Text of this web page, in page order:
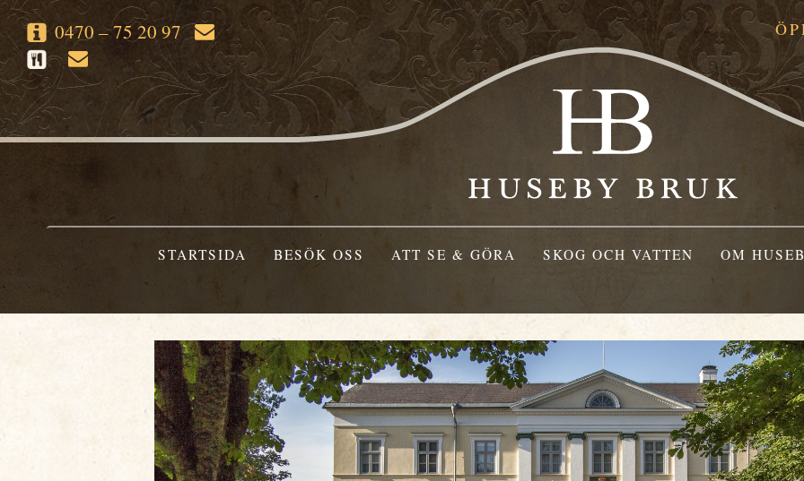
0470 – 75 20 97
STARTSIDA BESÖK OSS ATT SE & GÖRA SKOG OCH VATTEN OM